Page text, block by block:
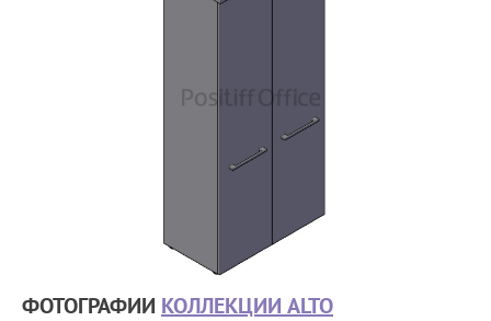
ФОТОГРАФИИ КОЛЛЕКЦИИ ALTO